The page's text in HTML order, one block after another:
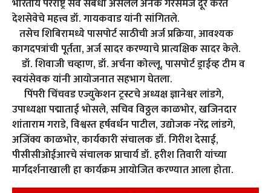
भारतीय परराष्ट्र सेवे संबंधी असलेले अनेक गैरसमज दूर करत
देशसेवेचे महत्त्व डॉ. गायकवाड यांनी सांगितले.
तसेच शिबिरामध्ये पासपोर्ट साठीची अर्ज प्रक्रिया, आवश्यक
कागदपत्रांची पूर्तता, अर्ज सादर करण्याचे प्रात्यक्षिक सादर केले.
डॉ. शिवाजी चव्हाण, डॉ. अर्चना कोल्लू, पासपोर्ट ड्राईव्ह टीम व
स्वयंसेवक यांनी आयोजनात सहभाग घेतला.
पिंपरी चिंचवड एज्युकेशन ट्रस्टचे अध्यक्ष ज्ञानेश्वर लांडगे,
उपाध्यक्षा पद्माताई भोसले, सचिव विठ्ठल काळभोर, खजिनदार
शांताराम गराडे, विश्वस्त हर्षवर्धन पाटील, उद्योजक नरेंद्र लांडगे,
अजिंक्य काळभोर, कार्यकारी संचालक डॉ. गिरीश देसाई,
पीसीसीओईआरचे संचालक प्राचार्य डॉ. हरीश तिवारी यांच्या
मार्गदर्शनाखाली हा कार्यक्रम आयोजित करण्यात आला होता.